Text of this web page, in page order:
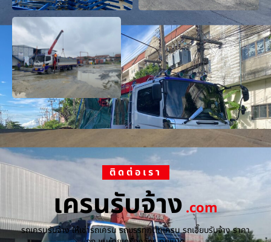
ติดต่อเรา
เครนรับจ้าง.com
รถเครนรับจ้าง ให้เช่ารถเครน รถบรรทุกติดเครน รถเฮี๊ยบรับจ้าง ราคา